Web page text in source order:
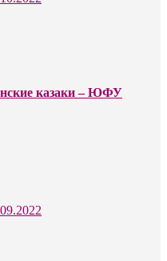
казаки – ЮФУ